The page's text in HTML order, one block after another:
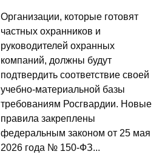
Организации, которые готовят
частных охранников и
руководителей охранных
компаний, должны будут
подтвердить соответствие своей
учебно-материальной базы
требованиям Росгвардии. Новые
правила закреплены
федеральным законом от 25 мая
2026 года № 150-ФЗ...